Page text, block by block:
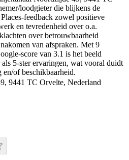
loodgieter die blijkens de
feedback zowel positieve
en tevredenheid over o.a.
over betrouwbaarheid
van afspraken. Met 9
score van 3.1 is het beeld
5-ster ervaringen, wat vooral duidt
en/of beschikbaarheid.
9441 TC Orvelte, Nederland